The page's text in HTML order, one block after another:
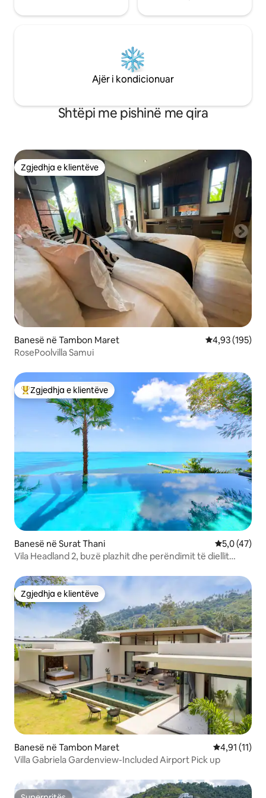
Ajër i kondicionuar
Shtëpi me pishinë me qira
Zgjedhja e klientëve
Zgjedhja e klientëve
Banesë në Tambon Maret Vlerësimi
4,93 (195)
RosePoolvilla Samui
Më të mirat e zgjedhjeve të klientëve
Zgjedhja e klientëve
Banesë në Surat Thani Vlerësimi
5,0 (47)
Vila Headland 2, buzë plazhit dhe perëndimit të diellit
Zgjedhja e klientëve
Zgjedhja e klientëve
Banesë në Tambon Maret Vlerësimi
4,91 (11)
Villa Gabriela Gardenview-Included Airport Pick up